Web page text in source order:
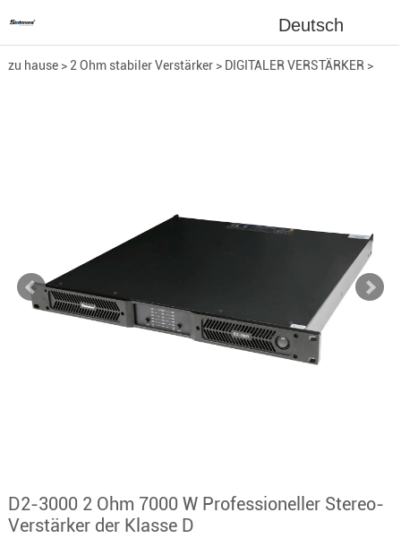
Deutsch
zu hause> 2 Ohm stabiler Verstärker> DIGITALER VERSTÄRKER >
D2-3000 2 Ohm 7000 W Professioneller Stereo-
Verstärker der Klasse D